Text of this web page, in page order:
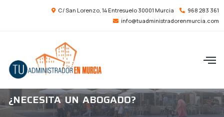
C/ San Lorenzo, 14 Entresuelo 30001 Murcia
968 283 361
info@tuadministradorenmurcia.com
ABOGADO
¿NECESITA UN ABOGADO?